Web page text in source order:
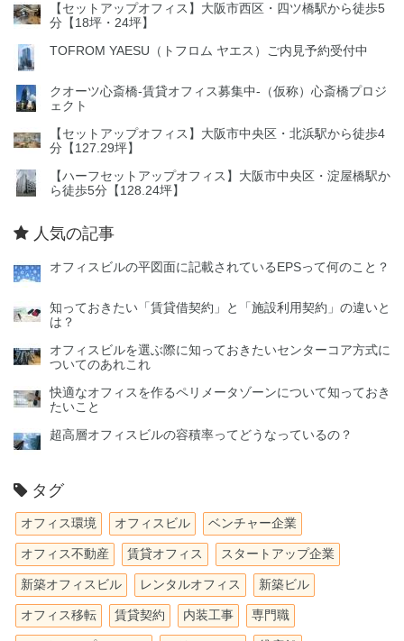
【セットアップオフィス】大阪市西区・四ツ橋駅から徒歩5
分【18坪・24坪】
TOFROM YAESU（トフロム ヤエス）ご内見予約受付中
クオーツ心斎橋‐賃貸オフィス募集中‐（仮称）心斎橋プロジ
ェクト
【セットアップオフィス】大阪市中央区・北浜駅から徒歩4
分【127.29坪】
【ハーフセットアップオフィス】大阪市中央区・淀屋橋駅か
ら徒歩5分【128.24坪】
人気の記事
オフィスビルの平図面に記載されているEPSって何のこと？
知っておきたい「賃貸借契約」と「施設利用契約」の違いと
は？
オフィスビルを選ぶ際に知っておきたいセンターコア方式に
ついてのあれこれ
快適なオフィスを作るペリメータゾーンについて知っておき
たいこと
超高層オフィスビルの容積率ってどうなっているの？
タグ
オフィス環境 オフィスビル ベンチャー企業
オフィス不動産 賃貸オフィス スタートアップ企業
新築オフィスビル レンタルオフィス 新築ビル
オフィス移転 賃貸契約 内装工事 専門職